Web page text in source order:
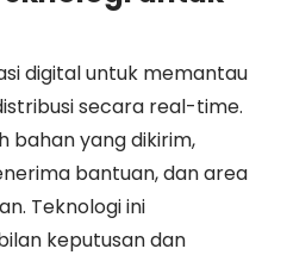
digital untuk memantau
secara real-time.
bahan yang dikirim,
bantuan, dan area
Teknologi ini
keputusan dan